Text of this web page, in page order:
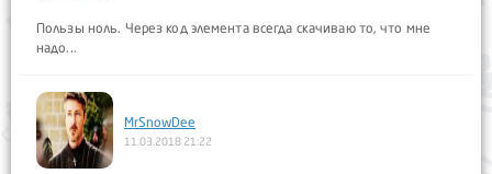
Пользы ноль. Через код элемента всегда скачиваю то, что мне
надо...
MrSnowDee
11.03.2018 21:22